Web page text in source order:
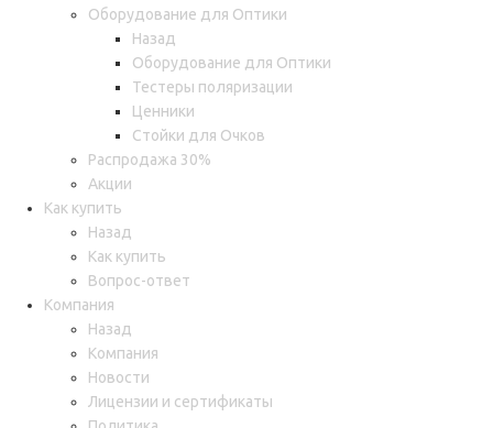
Оборудование для Оптики
Назад
Оборудование для Оптики
Тестеры поляризации
Ценники
Стойки для Очков
Распродажа 30%
Акции
Как купить
Назад
Как купить
Вопрос-ответ
Компания
Назад
Компания
Новости
Лицензии и сертификаты